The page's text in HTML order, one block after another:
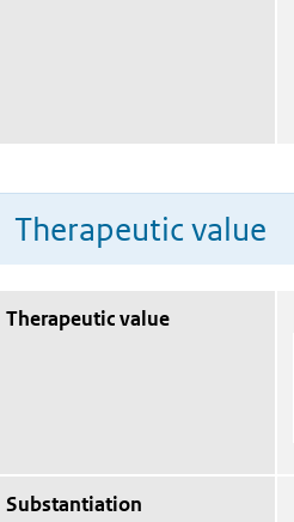
Therapeutic value
Therapeutic value
Substantiation